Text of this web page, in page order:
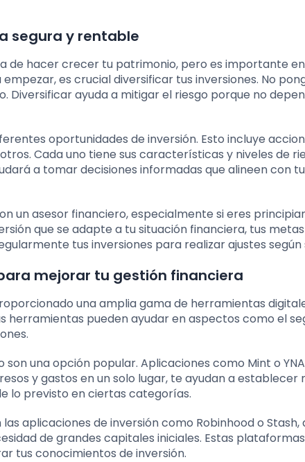
segura y rentable
de hacer crecer tu patrimonio, pero es importante
es crucial diversificar tus inversiones. No
Diversificar ayuda a mitigar el riesgo porque no
oportunidades de inversión. Esto incluye
Cada uno tiene sus características y niveles de
a tomar decisiones informadas que alineen con
un asesor financiero, especialmente si eres
que se adapte a tu situación financiera, tus
tus inversiones para realizar ajustes según
mejorar tu gestión financiera
una amplia gama de herramientas
herramientas pueden ayudar en aspectos como el
una opción popular. Aplicaciones como Mint o
y gastos en un solo lugar, te ayudan a establecer
lo previsto en ciertas categorías.
aplicaciones de inversión como Robinhood o
de grandes capitales iniciales. Estas
tus conocimientos de inversión.